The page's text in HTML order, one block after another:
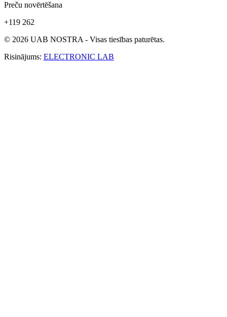
Preču novērtēšana
+119 262
© 2026 UAB NOSTRA - Visas tiesības paturētas.
Risinājums: ELECTRONIC LAB